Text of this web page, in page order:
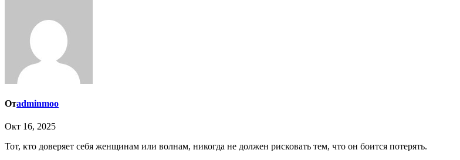
Отadminmoo
Окт 16, 2025
Тот, кто доверяет себя женщинам или волнам, никогда не должен рисковать тем, что он боится потерять.